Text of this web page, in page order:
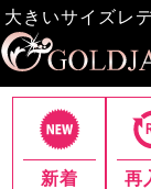
大きいサイズレ
新着 再